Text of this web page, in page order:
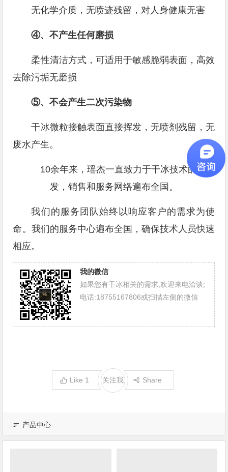
无化学介质，无喷迹残留，对人身健康无害
④、不产生任何磨损
柔性清洁方式，可适用于敏感脆弱表面，高效
去除污垢无磨损
⑤、不会产生二次污染物
干冰微粒接触表面直接挥发，无喷剂残留，无
废水产生。
10余年来，瑶杰一直致力于干冰技术的研
发，销售和服务网络遍布全国。
我们的服务团队始终以响应客户的需求为使
命。我们的服务中心遍布全国，确保技术人员快速
相应。
我的微信
如果您有干冰相关的需求,欢迎来电洽谈;
电话:18755167806或扫描左侧的微信
Like 1 Share
关注我
产品中心